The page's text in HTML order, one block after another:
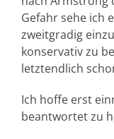
Gefahr sehe ich
zweitgradig
konservativ zu
letztendlich
Ich hoffe erst
beantwortet zu